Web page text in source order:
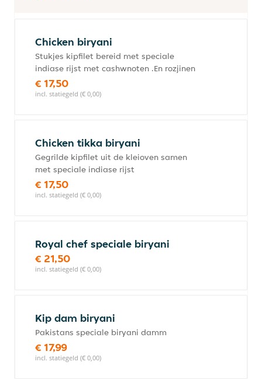
Chicken biryani
Stukjes kipfilet bereid met speciale
indiase rijst met cashwnoten .En rozjinen
€ 17,50
incl. statiegeld (€ 0,00)
Chicken tikka biryani
Gegrilde kipfilet uit de kleioven samen
met speciale indiase rijst
€ 17,50
incl. statiegeld (€ 0,00)
Royal chef speciale biryani
€ 21,50
incl. statiegeld (€ 0,00)
Kip dam biryani
Pakistans speciale biryani damm
€ 17,99
incl. statiegeld (€ 0,00)